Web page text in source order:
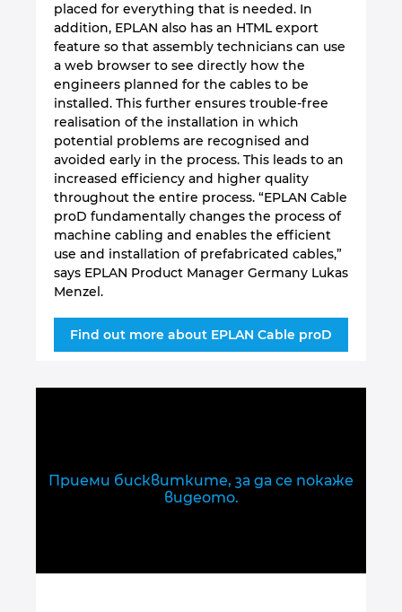
placed for everything that is needed. In
addition, EPLAN also has an HTML export
feature so that assembly technicians can use
a web browser to see directly how the
engineers planned for the cables to be
installed. This further ensures trouble-free
realisation of the installation in which
potential problems are recognised and
avoided early in the process. This leads to an
increased efficiency and higher quality
throughout the entire process. “EPLAN Cable
proD fundamentally changes the process of
machine cabling and enables the efficient
use and installation of prefabricated cables,”
says EPLAN Product Manager Germany Lukas
Menzel.
Find out more about EPLAN Cable proD
Приеми бисквитките, за да се покаже
видеото.